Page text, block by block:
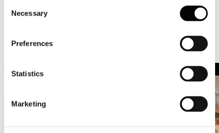
Selection
Necessary
Preferences
Statistics
Marketing
Assemblea Assocarta 2026: l'intervista al
Presidente di Assocarta Lorenzo Poli
sull'andamento 2025-2026